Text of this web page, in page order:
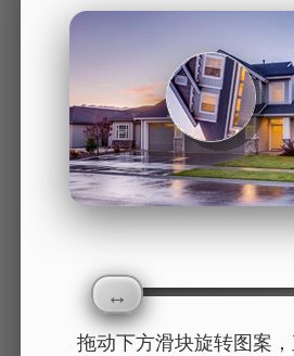
拖动下方滑块旋转图案